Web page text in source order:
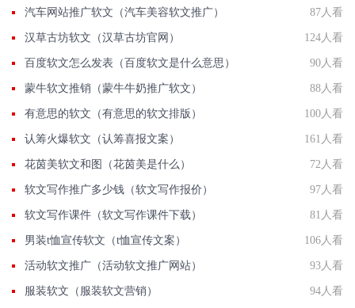
汽车网站推广软文（汽车美容软文推广） 87人看
汉草古坊软文（汉草古坊官网） 124人看
百度软文怎么发表（百度软文是什么意思） 90人看
蒙牛软文推销（蒙牛牛奶推广软文） 88人看
有意思的软文（有意思的软文排版） 100人看
认筹火爆软文（认筹喜报文案） 161人看
花茵美软文和图（花茵美是什么） 72人看
软文写作推广多少钱（软文写作报价） 97人看
软文写作课件（软文写作课件下载） 81人看
男装t恤宣传软文（t恤宣传文案） 106人看
活动软文推广（活动软文推广网站） 93人看
服装软文（服装软文营销） 94人看